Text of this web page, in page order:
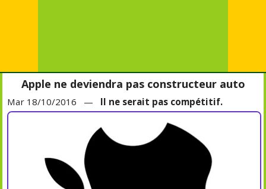
Apple ne deviendra pas constructeur auto
Mar 18/10/2016 — Il ne serait pas compétitif.